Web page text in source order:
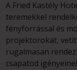
A Fried Kastély
teremekkel
fényforrással és
projektorokat,
rugalmasan
csapatod